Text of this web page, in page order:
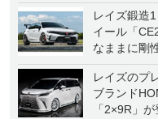
レイズ鍛造
イール「
なままに剛
レイズのプ
ブランド
「2×9R」が